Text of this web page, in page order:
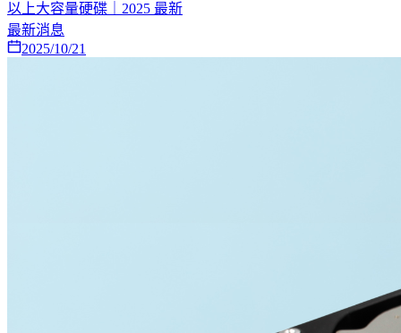
以上大容量硬碟｜2025 最新
最新消息
2025/10/21